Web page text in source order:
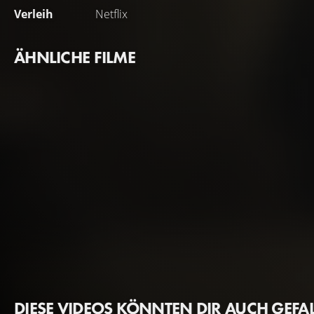
Verleih Netflix
ÄHNLICHE FILME
DIESE VIDEOS KÖNNTEN DIR AUCH